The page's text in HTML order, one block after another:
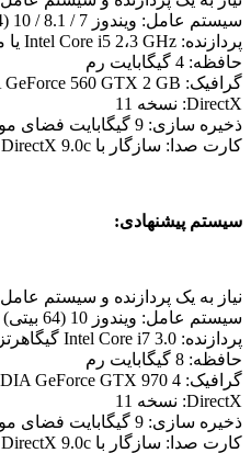
سیستم عامل: ویندوز 7 / 8.1 / 10 (64 بیتی)
پردازنده: Intel Core i5 2،3 GHz یا معادل AMD
حافظه: 4 گیگابایت رم
گرافیک: NVIDIA GeForce 560 GTX 2 GB
DirectX: نسخه 11
ذخیره سازی: 9 گیگابایت فضای موجود
کارت صدا: سازگار با DirectX 9.0c
سیستم پیشنهادی:
نیاز به یک پردازنده و سیستم عامل 64 بیتی دارد
سیستم عامل: ویندوز 10 (64 بیتی)
پردازنده: Intel Core i7 3.0 گیگاهرتز یا معادل AMD
حافظه: 8 گیگابایت رم
گرافیک: NVIDIA GeForce GTX 970 4 گیگابایت
DirectX: نسخه 11
ذخیره سازی: 9 گیگابایت فضای موجود
کارت صدا: سازگار با DirectX 9.0c